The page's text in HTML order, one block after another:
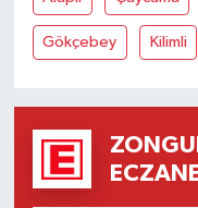
Gökçebey Kilimli